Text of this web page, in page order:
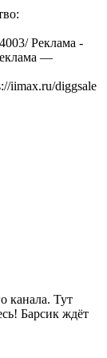
Реклама -
—
iimax.ru/diggsale
канала. Тут
Барсик ждёт